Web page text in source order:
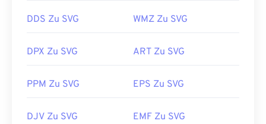
DDS Zu SVG WMZ Zu SVG
DPX Zu SVG ART Zu SVG
PPM Zu SVG EPS Zu SVG
DJV Zu SVG EMF Zu SVG